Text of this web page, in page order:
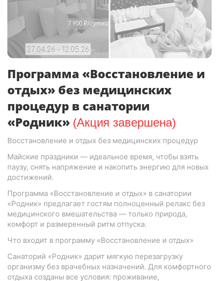
Программа «Восстановление и
отдых» без медицинских
процедур в санатории
«Родник» (Акция завершена)
Восстановление и отдых без медицинских процедур
Майские праздники — идеальное время, чтобы взять
паузу, снять напряжение и накопить энергию для новых
достижений.
Программа «Восстановление и отдых» в санатории
«Родник» предлагает гостям полноценный релакс без
медицинского вмешательства — только природа,
комфорт и размеренный ритм отпуска.
Что входит в программу «Восстановление и отдых»
Санаторий «Родник» дарит мягкую перезагрузку
организму без врачебных назначений. Для комфортного
отдыха созданы все условия: проживание,